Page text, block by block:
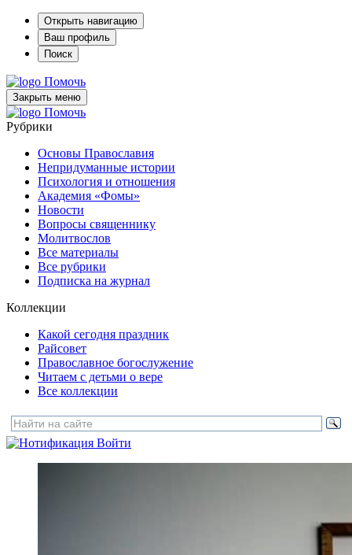
Открыть навигацию
Ваш профиль
Поиск
Помочь
Закрыть меню
Помочь
Рубрики
Основы Православия
Непридуманные истории
Психология и отношения
Академия «Фомы»
Новости
Вопросы священнику
Молитвослов
Все материалы
Все рубрики
Подписка на журнал
Коллекции
Какой сегодня праздник
Райсовет
Православное богослужение
Читаем с детьми о вере
Все коллекции
Войти